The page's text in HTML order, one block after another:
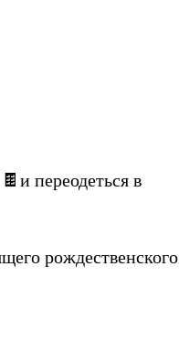
переодеться в
рождественского